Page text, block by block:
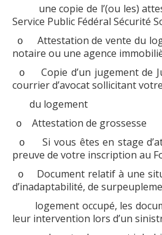
copie de l’(ou les)
Service Public Fédéral Sécurité
Attestation de vente du
notaire ou une agence
Copie d’un jugement de
courrier d’avocat sollicitant
logement
Attestation de grossesse
Si vous êtes en stage
preuve de votre inscription au
Document relatif à une
d’inadaptabilité, de
occupé, les
leur intervention lors d’un